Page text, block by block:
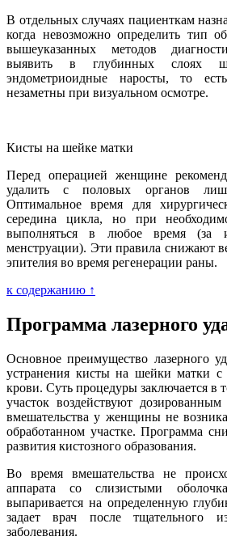
В отдельных случаях пациенткам
когда невозможно определить тип
вышеуказанных методов
выявить в глубинных слоях
эндометриоидные наросты, то
незаметны при визуальном осмотре.
Кисты на шейке матки
Перед операцией женщине
удалить с половых органов
Оптимальное время для
середина цикла, но при
выполняться в любое время (за
менструации). Эти правила снижают
эпителия во время регенерации раны.
к содержанию ↑
Программа лазерного
Основное преимущество лазерного
устранения кисты на шейки матки с
крови. Суть процедуры заключается в
участок воздействуют
вмешательства у женщины не
обработанном участке. Программа
развития кистозного образования.
Во время вмешательства не
аппарата со слизистыми
выпаривается на определенную
задает врач после тщательного
заболевания.